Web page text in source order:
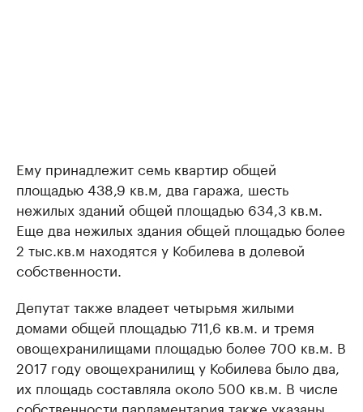
Ему принадлежит семь квартир общей
площадью 438,9 кв.м, два гаража, шесть
нежилых зданий общей площадью 634,3 кв.м.
Еще два нежилых здания общей площадью более
2 тыс.кв.м находятся у Кобилева в долевой
собственности.
Депутат также владеет четырьмя жилыми
домами общей площадью 711,6 кв.м. и тремя
овощехранилищами площадью более 700 кв.м. В
2017 году овощехранилищ у Кобилева было два,
их площадь составляла около 500 кв.м. В числе
собственности парламентария также указаны